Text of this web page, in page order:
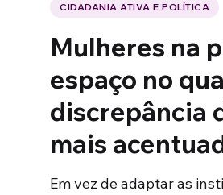
CIDADANIA ATIVA E POLÍTICA
Mulheres na
espaço no
discrepância
mais
Em vez de adaptar as